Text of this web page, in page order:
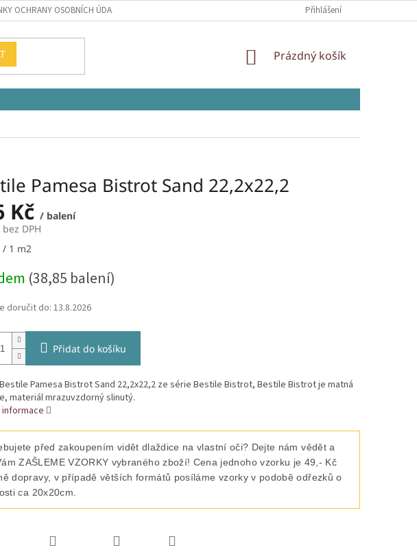
OCHRANY OSOBNÍCH ÚDAJŮ Přihlášení
NÁKUPNÍ
Prázdný košík
Pamesa Bistrot Sand 22,2x22,2
Kč / balení
DPH
/ 1 m2
(38,85 balení)
doručit do:13.8.2026
Přidat do košíku
Bestile Pamesa Bistrot Sand 22,2x22,2 ze série Bestile Bistrot, Bestile Bistrot je matná
materiál mrazuvzdorný slinutý.
informace
před zakoupením vidět dlaždice na vlastní oči? Dejte nám vědět a
ZAŠLEME VZORKY vybraného zboží! Cena jednoho vzorku je 49,- Kč
dopravy, v případě větších formátů posíláme vzorky v podobě odřezků o
ca 20x20cm.